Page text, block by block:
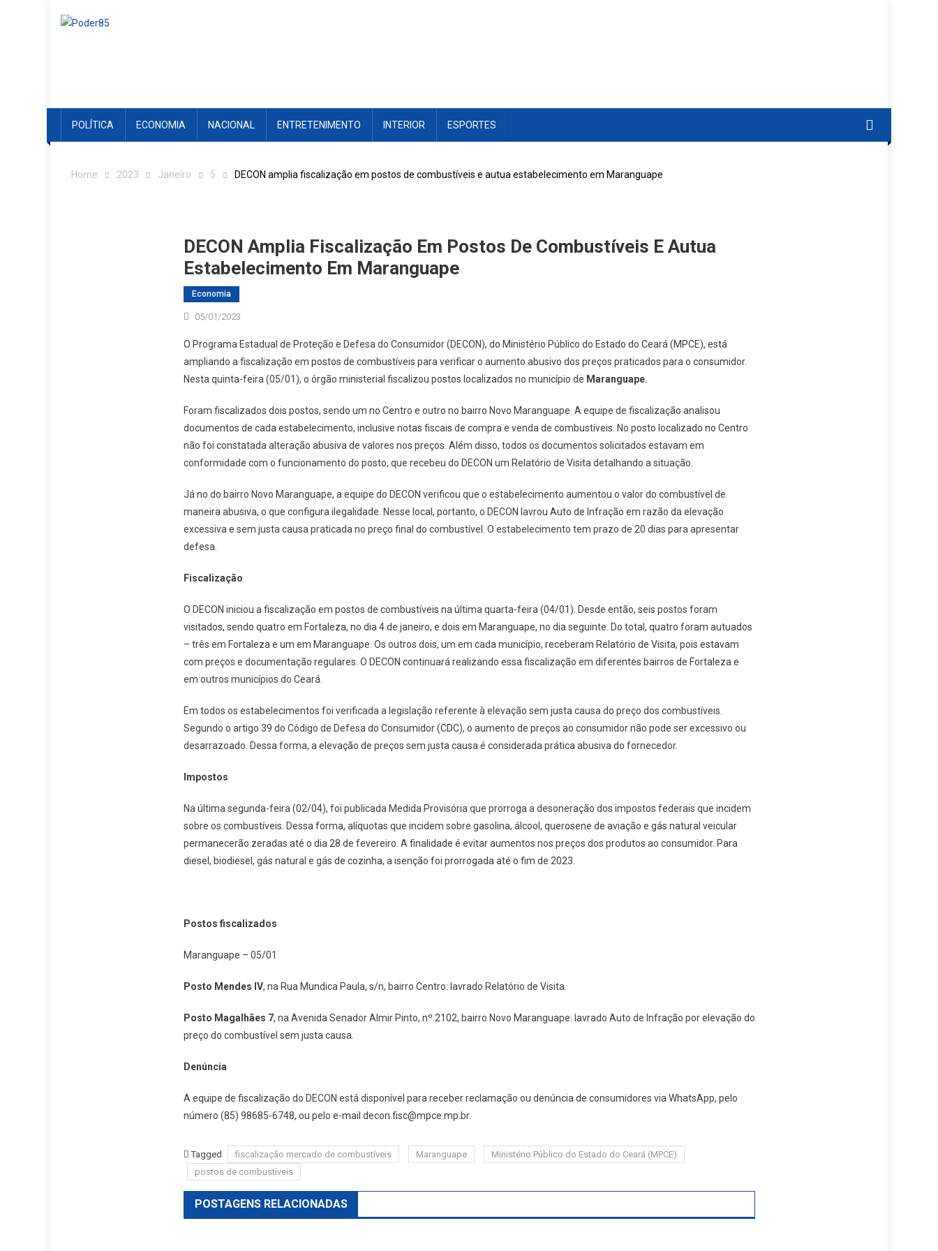
POLÍTICA ECONOMIA NACIONAL ENTRETENIMENTO INTERIOR ESPORTES
Home 2023 Janeiro 5 DECON amplia fiscalização em postos de combustíveis e autua estabelecimento em Maranguape
DECON Amplia Fiscalização Em Postos De Combustíveis E Autua
Estabelecimento Em Maranguape
Economia
05/01/2023
O Programa Estadual de Proteção e Defesa do Consumidor (DECON), do Ministério Público do Estado do Ceará (MPCE), está
ampliando a fiscalização em postos de combustíveis para verificar o aumento abusivo dos preços praticados para o consumidor.
Nesta quinta-feira (05/01), o órgão ministerial fiscalizou postos localizados no município de Maranguape.
Foram fiscalizados dois postos, sendo um no Centro e outro no bairro Novo Maranguape. A equipe de fiscalização analisou
documentos de cada estabelecimento, inclusive notas fiscais de compra e venda de combustíveis. No posto localizado no Centro
não foi constatada alteração abusiva de valores nos preços. Além disso, todos os documentos solicitados estavam em
conformidade com o funcionamento do posto, que recebeu do DECON um Relatório de Visita detalhando a situação.
Já no do bairro Novo Maranguape, a equipe do DECON verificou que o estabelecimento aumentou o valor do combustível de
maneira abusiva, o que configura ilegalidade. Nesse local, portanto, o DECON lavrou Auto de Infração em razão da elevação
excessiva e sem justa causa praticada no preço final do combustível. O estabelecimento tem prazo de 20 dias para apresentar
defesa.
Fiscalização
O DECON iniciou a fiscalização em postos de combustíveis na última quarta-feira (04/01). Desde então, seis postos foram
visitados, sendo quatro em Fortaleza, no dia 4 de janeiro, e dois em Maranguape, no dia seguinte. Do total, quatro foram autuados
– três em Fortaleza e um em Maranguape. Os outros dois, um em cada município, receberam Relatório de Visita, pois estavam
com preços e documentação regulares. O DECON continuará realizando essa fiscalização em diferentes bairros de Fortaleza e
em outros municípios do Ceará.
Em todos os estabelecimentos foi verificada a legislação referente à elevação sem justa causa do preço dos combustíveis.
Segundo o artigo 39 do Código de Defesa do Consumidor (CDC), o aumento de preços ao consumidor não pode ser excessivo ou
desarrazoado. Dessa forma, a elevação de preços sem justa causa é considerada prática abusiva do fornecedor.
Impostos
Na última segunda-feira (02/04), foi publicada Medida Provisória que prorroga a desoneração dos impostos federais que incidem
sobre os combustíveis. Dessa forma, alíquotas que incidem sobre gasolina, álcool, querosene de aviação e gás natural veicular
permanecerão zeradas até o dia 28 de fevereiro. A finalidade é evitar aumentos nos preços dos produtos ao consumidor. Para
diesel, biodiesel, gás natural e gás de cozinha, a isenção foi prorrogada até o fim de 2023.
Postos fiscalizados
Maranguape – 05/01
Posto Mendes IV, na Rua Mundica Paula, s/n, bairro Centro: lavrado Relatório de Visita.
Posto Magalhães 7, na Avenida Senador Almir Pinto, nº 2102, bairro Novo Maranguape: lavrado Auto de Infração por elevação do
preço do combustível sem justa causa.
Denúncia
A equipe de fiscalização do DECON está disponível para receber reclamação ou denúncia de consumidores via WhatsApp, pelo
número (85) 98685-6748, ou pelo e-mail decon.fisc@mpce.mp.br.
Tagged fiscalização mercado de combustíveis Maranguape
Ministério Público do Estado do Ceará (MPCE)
postos de combustíveis
POSTAGENS RELACIONADAS